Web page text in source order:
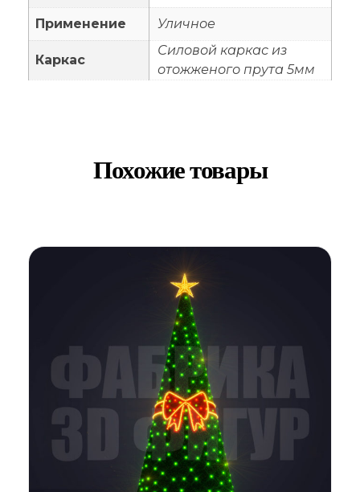
Применение Уличное
Каркас
Силовой каркас из
отожженого прута 5мм
Похожие товары